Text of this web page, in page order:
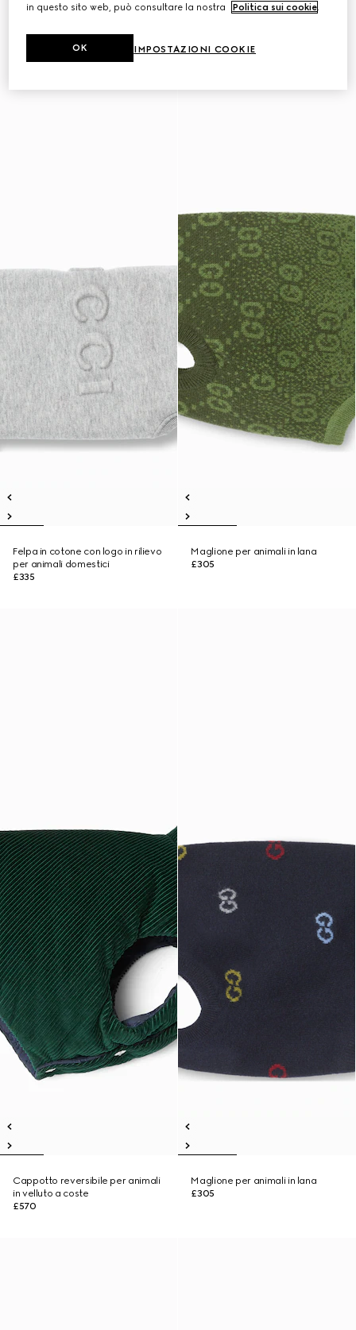
Felpa in cotone con logo in rilievo
per animali domestici
£335
Maglione per animali in lana
£305
Cappotto reversibile per animali
in velluto a coste
£570
Maglione per animali in lana
£305
in questo sito web, può consultare la nostra
Politica sui cookie
IMPOSTAZIONI COOKIE
OK